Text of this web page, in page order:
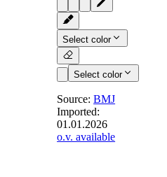
Select color
Select color
§ 7- Vergütung
und
Source:BMJ
Imported:
01.01.2026
o.v. available